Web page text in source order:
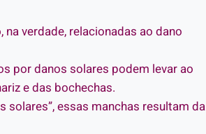
verdade, relacionadas ao dano
por danos solares podem levar ao
e das bochechas.
solares”, essas manchas resultam da